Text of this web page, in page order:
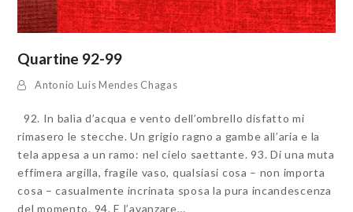
Quartine 92-99
Antonio Luis Mendes Chagas
92. In balìa d’acqua e vento dell’ombrello disfatto mi
rimasero le stecche. Un grigio ragno a gambe all’aria e la
tela appesa a un ramo: nel cielo saettante. 93. Di una muta
effimera argilla, fragile vaso, qualsiasi cosa – non importa
cosa – casualmente incrinata sposa la pura incandescenza
del momento. 94. E l’avanzare…